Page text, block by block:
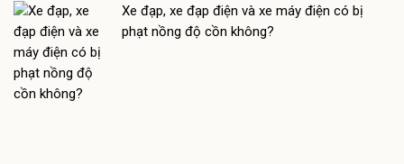
Xe đạp, xe đạp điện và xe máy điện có bị
phạt nồng độ cồn không?